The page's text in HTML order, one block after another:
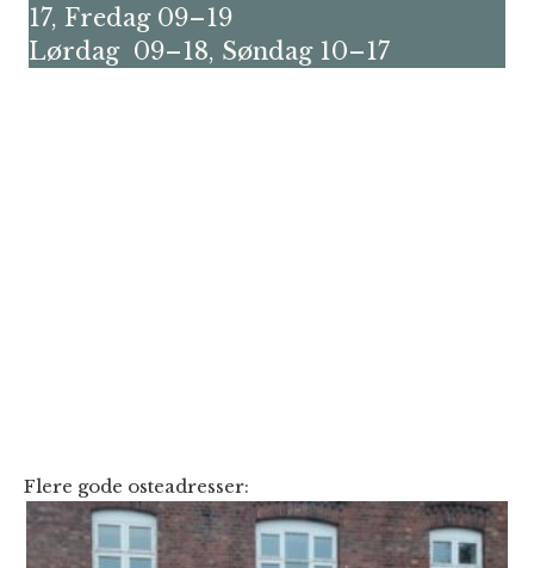
17, Fredag 09–19
Lørdag 09–18, Søndag 10–17
Flere gode osteadresser: